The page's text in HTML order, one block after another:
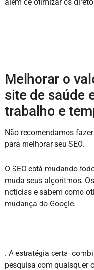
além de otimizar os
Melhorar o
site de saúde
trabalho e
Não recomendamos
para melhorar seu SEO.
O SEO está mudando
muda seus algoritmos.
notícias e sabem como
mudança do Google.
. A estratégia certa
pesquisa com quaisquer